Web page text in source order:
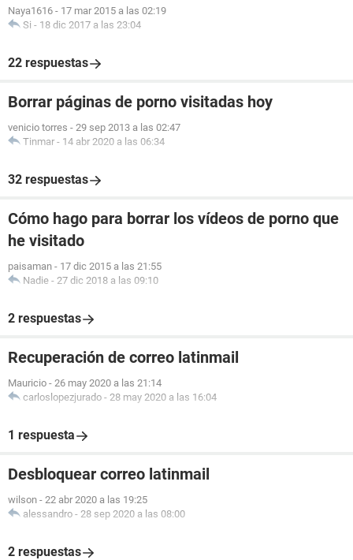
Naya1616 - 17 mar 2015 a las 02:19
Si - 18 dic 2017 a las 23:04
22 respuestas
Borrar páginas de porno visitadas hoy
venicio torres - 29 sep 2013 a las 02:47
Tinmar - 14 abr 2020 a las 06:34
32 respuestas
Cómo hago para borrar los vídeos de porno que
he visitado
paisaman - 17 dic 2015 a las 21:55
Nadie - 27 dic 2018 a las 09:10
2 respuestas
Recuperación de correo latinmail
Mauricio - 26 may 2020 a las 21:14
carloslopezjurado - 28 may 2020 a las 16:04
1 respuesta
Desbloquear correo latinmail
wilson - 22 abr 2020 a las 19:25
alessandro - 28 sep 2020 a las 08:00
2 respuestas